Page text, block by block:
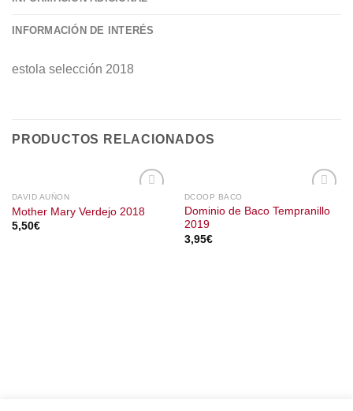
INFORMACIÓN DE INTERÉS
estola selección 2018
PRODUCTOS RELACIONADOS
DAVID AUÑON
Mother Mary Verdejo 2018
5,50€
DCOOP BACO
Dominio de Baco Tempranillo
2019
3,95€